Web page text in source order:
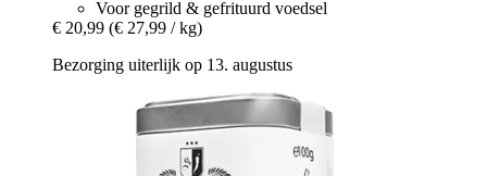
Voor gegrild & gefrituurd voedsel
€ 20,99 (€ 27,99 / kg)
Bezorging uiterlijk op 13. augustus